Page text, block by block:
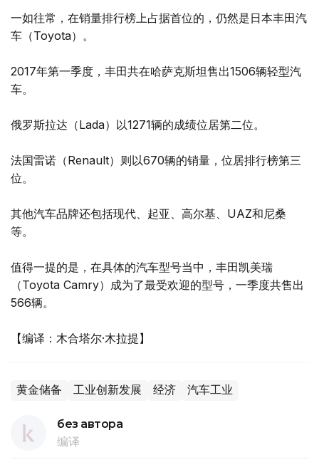
一如往常，在销量排行榜上占据首位的，仍然是日本丰田汽
车（Toyota）。
2017年第一季度，丰田共在哈萨克斯坦售出1506辆轻型汽
车。
俄罗斯拉达（Lada）以1271辆的成绩位居第二位。
法国雷诺（Renault）则以670辆的销量，位居排行榜第三
位。
其他汽车品牌还包括现代、起亚、高尔基、UAZ和尼桑
等。
值得一提的是，在具体的汽车型号当中，丰田凯美瑞
（Toyota Camry）成为了最受欢迎的型号，一季度共售出
566辆。
【编译：木合塔尔·木拉提】
黄金储备 工业创新发展 经济 汽车工业
без автора
编译